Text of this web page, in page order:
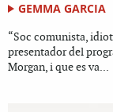
GEMMA GARCIA
“Soc comunista,
presentador del
Morgan, i que es va...